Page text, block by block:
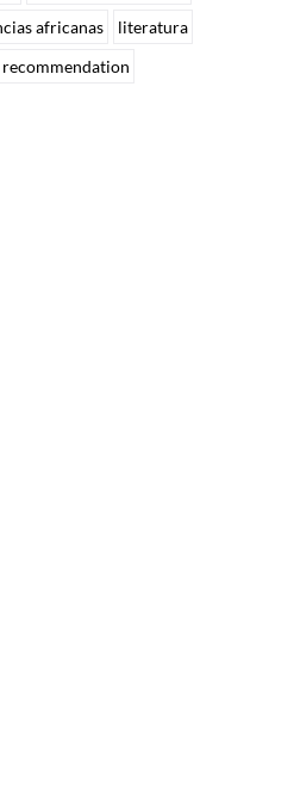
africanas
literatura
recommendation